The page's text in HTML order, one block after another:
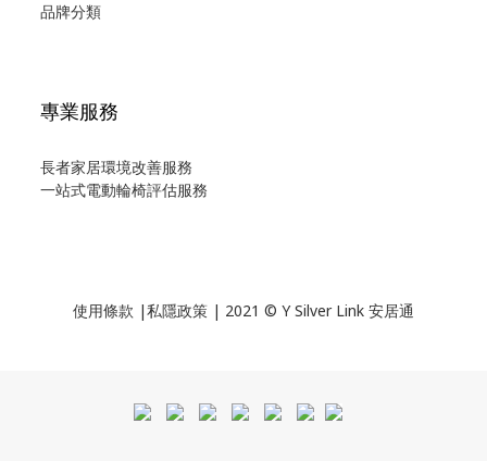
品牌分類
專業服務
長者家居環境改善服務
一站式電動輪椅評估服務
使用條款 |私隱政策 | 2021 © Y Silver Link 安居通